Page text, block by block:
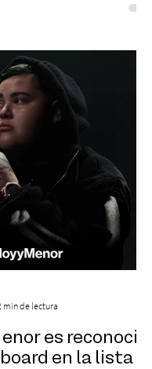
una noche dedicada al indie
a la capital de La
ofrecer un show cargado
guitarras y canciones que han
breve pero exitosa trayectoria.
es reconocido
en la lista 21
min de lectura